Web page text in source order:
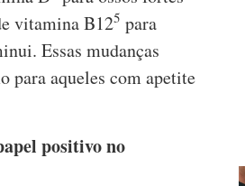
vitamina B125 para
Essas mudanças
para aqueles com apetite
positivo no